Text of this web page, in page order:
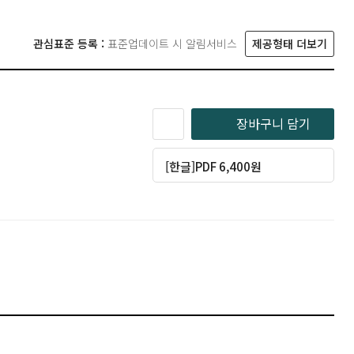
관심표준 등록 : 표준업데이트 시 알림서비스 제공형태 더보기
장바구니 담기
[한글]PDF 6,400원